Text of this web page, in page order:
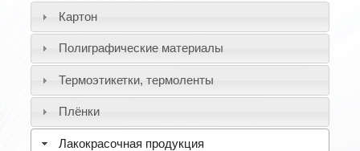
Картон
Полиграфические материалы
Термоэтикетки, термоленты
Плёнки
Лакокрасочная продукция